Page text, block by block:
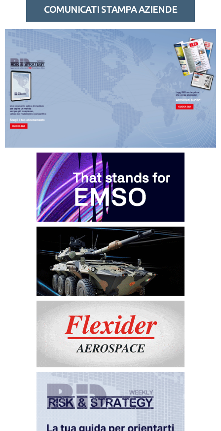
COMUNICATI STAMPA AZIENDE